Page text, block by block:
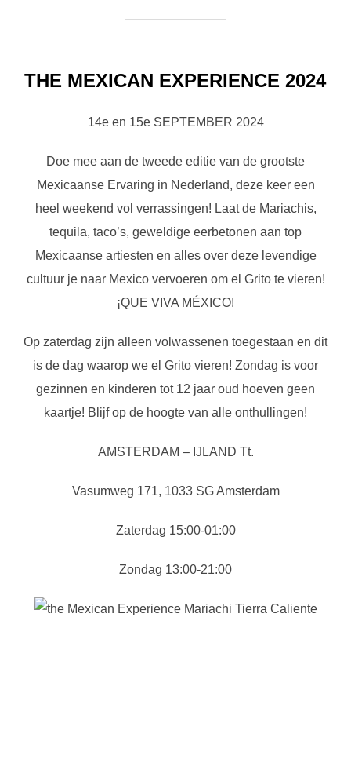
THE MEXICAN EXPERIENCE 2024
14e en 15e SEPTEMBER 2024
Doe mee aan de tweede editie van de grootste
Mexicaanse Ervaring in Nederland, deze keer een
heel weekend vol verrassingen! Laat de Mariachis,
tequila, taco’s, geweldige eerbetonen aan top
Mexicaanse artiesten en alles over deze levendige
cultuur je naar Mexico vervoeren om el Grito te vieren!
¡QUE VIVA MÉXICO!
Op zaterdag zijn alleen volwassenen toegestaan ​​en dit
is de dag waarop we el Grito vieren! Zondag is voor
gezinnen en kinderen tot 12 jaar oud hoeven geen
kaartje! Blijf op de hoogte van alle onthullingen!
AMSTERDAM – IJLAND Tt.
Vasumweg 171, 1033 SG Amsterdam
Zaterdag 15:00-01:00
Zondag 13:00-21:00